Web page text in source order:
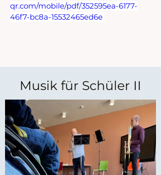
qr.com/mobile/pdf/352595ea-6177-
46f7-bc8a-15532465ed6e
Musik für Schüler II